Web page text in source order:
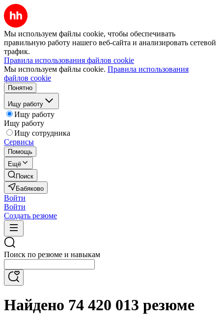
Мы используем файлы cookie, чтобы обеспечивать
правильную работу нашего веб-сайта и анализировать сетевой
трафик.
Правила использования файлов cookie
Мы используем файлы cookie. Правила использования
файлов cookie
Понятно
Ищу работу
Ищу работу
Ищу работу
Ищу сотрудника
Сервисы
Помощь
Ещё
Поиск
Бабяково
Войти
Войти
Создать резюме
Поиск по резюме и навыкам
Найдено 74 420 013 резюме